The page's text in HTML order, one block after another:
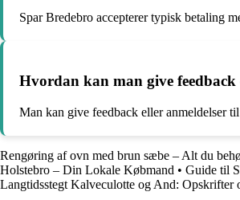
Spar Bredebro accepterer typisk betaling
Hvordan kan man give
Man kan give feedback eller anmeldelser
Rengøring af ovn med brun sæbe – Alt du
Holstebro – Din Lokale Købmand • Guide til
Langtidsstegt Kalveculotte og And: Opskrifter